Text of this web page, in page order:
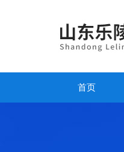
首页